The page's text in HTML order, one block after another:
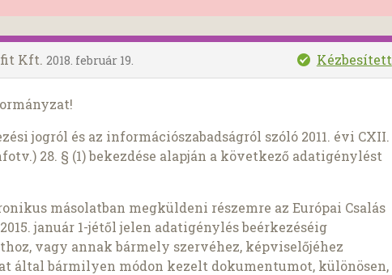
Kft. 2018. február 19. Kézbesített
jogról és az információszabadságról szóló 2011. évi CXII.
28. § (1) bekezdése alapján a következő adatigénylést
másolatban megküldeni részemre az Európai Csalás
január 1-jétől jelen adatigénylés beérkezéséig
vagy annak bármely szervéhez, képviselőjéhez
által bármilyen módon kezelt dokumentumot, különösen,